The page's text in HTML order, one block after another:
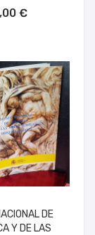
€
DE
Y DE LAS